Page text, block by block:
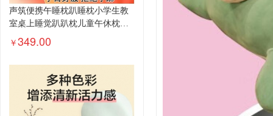
声筑便携午睡枕趴睡枕小学生教
室桌上睡觉趴趴枕儿童午休枕头
趴睡...
￥349.00